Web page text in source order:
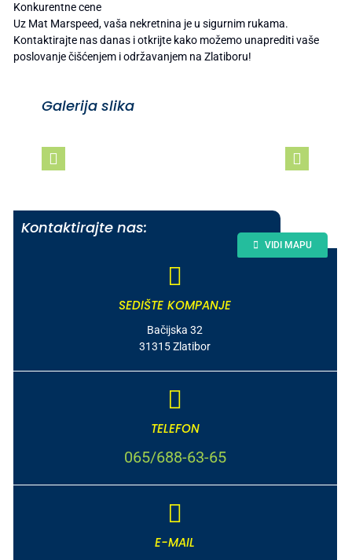
Konkurentne cene
Uz Mat Marspeed, vaša nekretnina je u sigurnim rukama.
Kontaktirajte nas danas i otkrijte kako možemo unaprediti vaše
poslovanje čišćenjem i održavanjem na Zlatiboru!
Galerija slika
Kontaktirajte nas:
SEDIŠTE KOMPANJE
Bačijska 32
31315 Zlatibor
VIDI MAPU
TELEFON
065/688-63-65
E-MAIL